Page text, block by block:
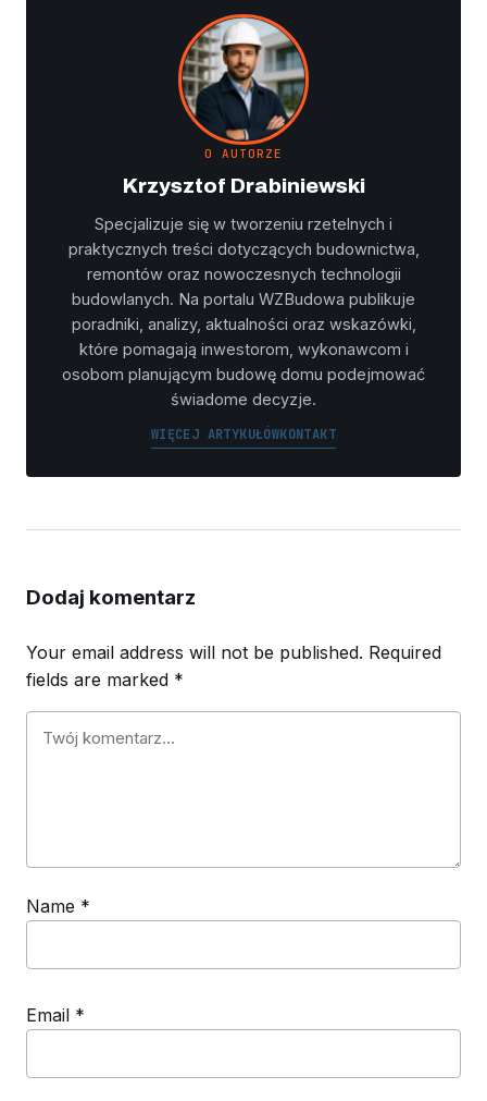
O AUTORZE
Krzysztof Drabiniewski
Specjalizuje się w tworzeniu rzetelnych i
praktycznych treści dotyczących budownictwa,
remontów oraz nowoczesnych technologii
budowlanych. Na portalu WZBudowa publikuje
poradniki, analizy, aktualności oraz wskazówki,
które pomagają inwestorom, wykonawcom i
osobom planującym budowę domu podejmować
świadome decyzje.
WIĘCEJ ARTYKUŁÓWKONTAKT
Dodaj komentarz
Your email address will not be published. Required
fields are marked *
Name *
Email *